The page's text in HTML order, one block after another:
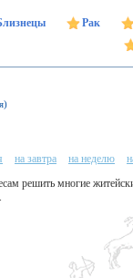
Рак
на завтра на неделю
решить многие